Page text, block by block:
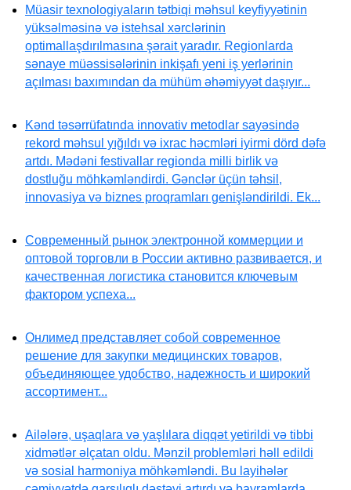
Müasir texnologiyaların tətbiqi məhsul keyfiyyətinin
yüksəlməsinə və istehsal xərclərinin
optimallaşdırılmasına şərait yaradır. Regionlarda
sənaye müəssisələrinin inkişafı yeni iş yerlərinin
açılması baxımından da mühüm əhəmiyyət daşıyır...
Kənd təsərrüfatında innovativ metodlar sayəsində
rekord məhsul yığıldı və ixrac həcmləri iyirmi dörd dəfə
artdı. Mədəni festivallar regionda milli birlik və
dostluğu möhkəmləndirdi. Gənclər üçün təhsil,
innovasiya və biznes proqramları genişləndirildi. Ek...
Современный рынок электронной коммерции и
оптовой торговли в России активно развивается, и
качественная логистика становится ключевым
фактором успеха...
Онлимед представляет собой современное
решение для закупки медицинских товаров,
объединяющее удобство, надежность и широкий
ассортимент...
Ailələrə, uşaqlara və yaşlılara diqqət yetirildi və tibbi
xidmətlər əlçatan oldu. Mənzil problemləri həll edildi
və sosial harmoniya möhkəmləndi. Bu layihələr